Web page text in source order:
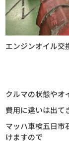
エンジンオイル交
クルマの状態やオ
費用に違いは出て
マッハ車検五日市
けますので